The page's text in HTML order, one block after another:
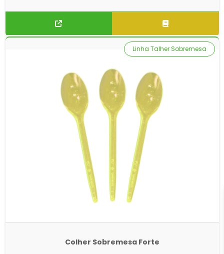
Colher Sobremesa Forte
Linha Talher Sobremesa